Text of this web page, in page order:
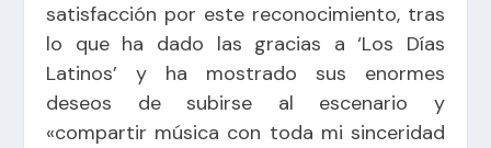
satisfacción por este reconocimiento, tras
lo que ha dado las gracias a ‘Los Días
Latinos’ y ha mostrado sus enormes
deseos de subirse al escenario y
«compartir música con toda mi sinceridad